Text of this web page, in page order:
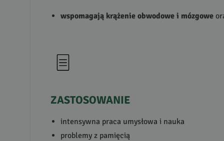
wspomagają krążenie obwodowe i mózgowe
ZASTOSOWANIE
intensywna praca umysłowa i nauka
problemy z pamięcią